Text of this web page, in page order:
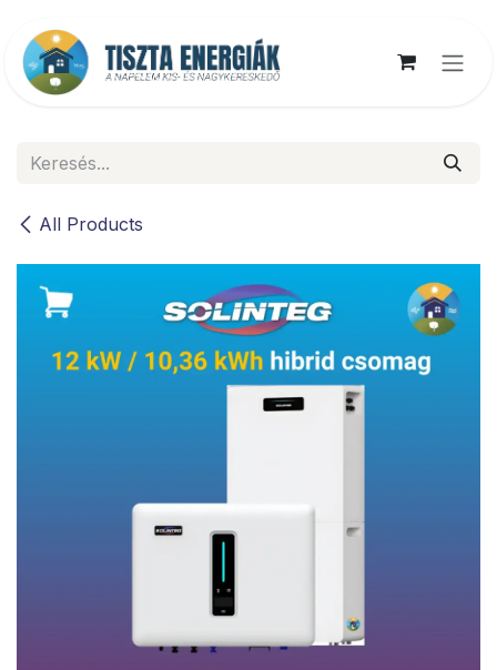
All Products